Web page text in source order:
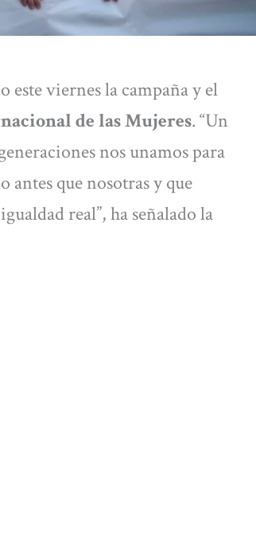
este viernes la campaña y el
de las Mujeres. “Un
nos unamos para
que nosotras y que
real”, ha señalado la